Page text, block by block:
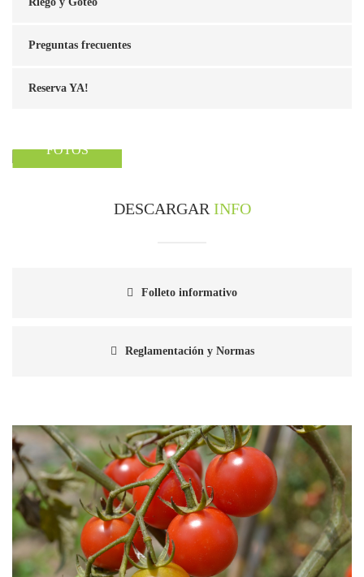
Preguntas frecuentes
Reserva YA!
FOTOS
DESCARGAR INFO
Folleto informativo
Reglamentación y Normas